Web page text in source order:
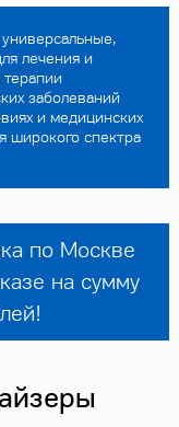
лечения и
заболеваний
и медицинских
широкого спектра
по Москве
на сумму